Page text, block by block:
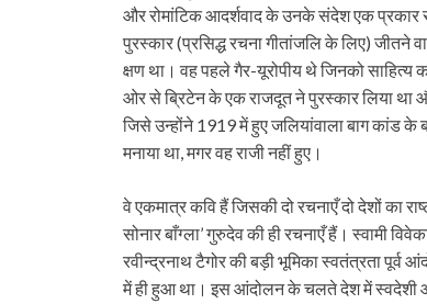
और रोमांटिक आदर्शवाद के उनके संदेश एक
पुरस्कार (प्रसिद्ध रचना गीतांजलि के लिए) जीतने
क्षण था। वह पहले गैर-यूरोपीय थे जिनको साहित्य
ओर से ब्रिटेन के एक राजदूत ने पुरस्कार लिया था
जिसे उन्होंने 1919 में हुए जलियांवाला बाग कांड के
मनाया था, मगर वह राजी नहीं हुए।
वे एकमात्र कवि हैं जिसकी दो रचनाएँ दो देशों का
सोनार बाँग्ला’ गुरुदेव की ही रचनाएँ हैं। स्वामी
रवीन्द्रनाथ टैगोर की बड़ी भूमिका स्वतंत्रता
में ही हुआ था। इस आंदोलन के चलते देश में स्वदेशी